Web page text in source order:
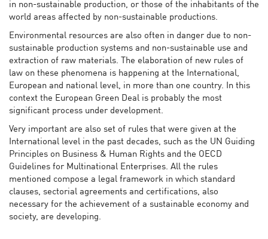
in non-sustainable production, or those of the inhabitants of the
world areas affected by non-sustainable productions.
Environmental resources are also often in danger due to non-
sustainable production systems and non-sustainable use and
extraction of raw materials. The elaboration of new rules of
law on these phenomena is happening at the International,
European and national level, in more than one country. In this
context the European Green Deal is probably the most
significant process under development.
Very important are also set of rules that were given at the
International level in the past decades, such as the UN Guiding
Principles on Business & Human Rights and the OECD
Guidelines for Multinational Enterprises. All the rules
mentioned compose a legal framework in which standard
clauses, sectorial agreements and certifications, also
necessary for the achievement of a sustainable economy and
society, are developing.